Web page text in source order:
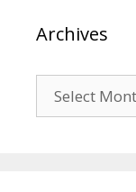
Archives